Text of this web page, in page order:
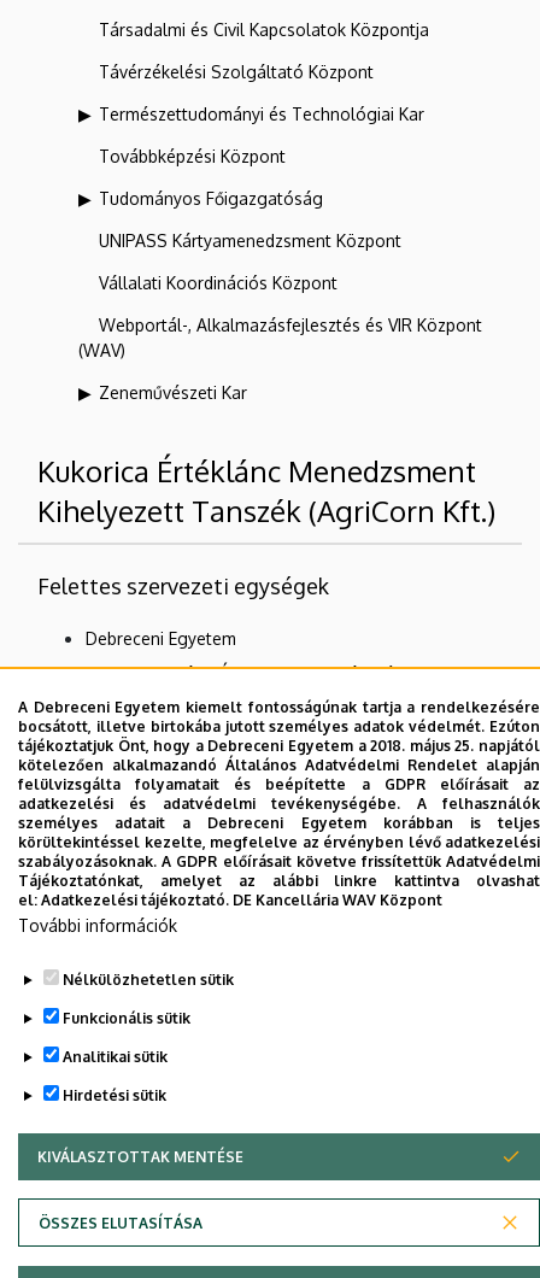
Társadalmi és Civil Kapcsolatok Központja
Távérzékelési Szolgáltató Központ
Természettudományi és Technológiai Kar
Továbbképzési Központ
Tudományos Főigazgatóság
UNIPASS Kártyamenedzsment Központ
Vállalati Koordinációs Központ
Webportál-, Alkalmazásfejlesztés és VIR Központ
(WAV)
Zeneművészeti Kar
Kukorica Értéklánc Menedzsment
Kihelyezett Tanszék (AgriCorn Kft.)
Felettes szervezeti egységek
Debreceni Egyetem
Mezőgazdaság-, Élelmiszertudományi és
Környezetgazdálkodási Kar
Dolgozói adatmódosítás igénylése a DE
telefonkönyvében|Külső személyek rögzítése a
DE telefonkönyvében|Súgó|Hibabejelentés
Szerzői jog © 2026 Unideb
A Debreceni Egyetem kiemelt fontosságúnak tartja a rendelkezésére
bocsátott, illetve birtokába jutott személyes adatok védelmét. Ezúton
tájékoztatjuk Önt, hogy a Debreceni Egyetem a 2018. május 25. napjától
kötelezően alkalmazandó Általános Adatvédelmi Rendelet alapján
felülvizsgálta folyamatait és beépítette a GDPR előírásait az
adatkezelési és adatvédelmi tevékenységébe. A felhasználók
személyes adatait a Debreceni Egyetem korábban is teljes
körültekintéssel kezelte, megfelelve az érvényben lévő adatkezelési
szabályozásoknak. A GDPR előírásait követve frissítettük Adatvédelmi
Tájékoztatónkat, amelyet az alábbi linkre kattintva olvashat
el: Adatkezelési tájékoztató. DE Kancellária WAV Központ
További információk
Nélkülözhetetlen sütik
Funkcionális sütik
Analitikai sütik
Hirdetési sütik
KIVÁLASZTOTTAK MENTÉSE
ÖSSZES ELUTASÍTÁSA
WITHDRAW CONSENT